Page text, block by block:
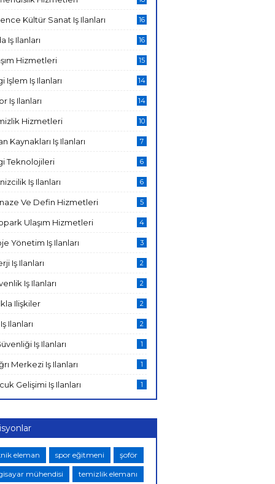
Kültür Sanat Iş Ilanları 16
Iş Ilanları 16
Hizmetleri 15
Işlem Iş Ilanları 14
Iş Ilanları 14
Hizmetleri 10
Kaynakları Iş Ilanları 7
Teknolojileri 6
Iş Ilanları 6
Ve Defin Hizmetleri 5
Ulaşım Hizmetleri 4
Yönetim Iş Ilanları 3
Iş Ilanları 2
Iş Ilanları 2
Ilişkiler 2
Ilanları 2
Iş Ilanları 1
Merkezi Iş Ilanları 1
Gelişimi Iş Ilanları 1
eleman spor eğitmeni şoför
mühendisi temizlik elemanı